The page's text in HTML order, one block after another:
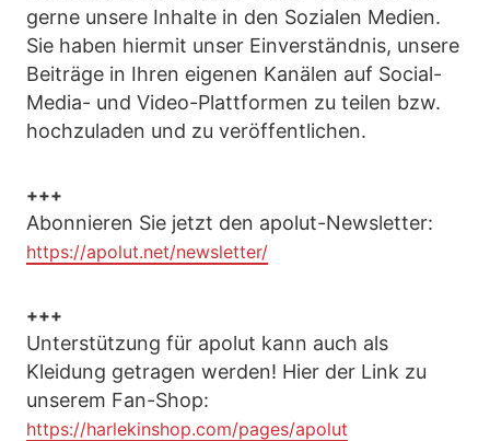
gerne unsere Inhalte in den Sozialen Medien.
Sie haben hiermit unser Einverständnis, unsere
Beiträge in Ihren eigenen Kanälen auf Social-
Media- und Video-Plattformen zu teilen bzw.
hochzuladen und zu veröffentlichen.
+++
Abonnieren Sie jetzt den apolut-Newsletter:
https://apolut.net/newsletter/
+++
Unterstützung für apolut kann auch als
Kleidung getragen werden! Hier der Link zu
unserem Fan-Shop:
https://harlekinshop.com/pages/apolut